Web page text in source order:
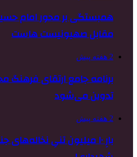
همبستگی بر محور امام
مقابل صهیونیست هاست
2 هفته پیش
برنامه جامع ارتقای
تدوین می‌شود
2 هفته پیش
بارِ ۱۰ میلیون تنیِ